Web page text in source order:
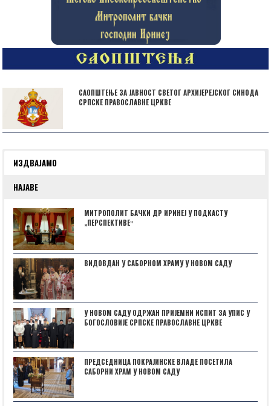
САОПШТЕЊЕ ЗА ЈАВНОСТ СВЕТОГ АРХИЈЕРЕЈСКОГ СИНОДА
СРПСКЕ ПРАВОСЛАВНЕ ЦРКВЕ
ИЗДВАЈАМО
НАЈАВЕ
МИТРОПОЛИТ БАЧКИ ДР ИРИНЕЈ У ПОДКАСТУ
„ПЕРСПЕКТИВЕˮ
ВИДОВДАН У САБОРНОМ ХРАМУ У НОВОМ САДУ
У НОВОМ САДУ ОДРЖАН ПРИЈЕМНИ ИСПИТ ЗА УПИС У
БОГОСЛОВИЈЕ СРПСКЕ ПРАВОСЛАВНЕ ЦРКВЕ
ПРЕДСЕДНИЦА ПОКРАЈИНСКЕ ВЛАДЕ ПОСЕТИЛА
САБОРНИ ХРАМ У НОВОМ САДУ